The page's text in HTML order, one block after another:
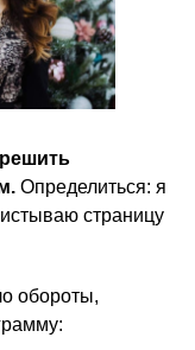
Определиться: я
страницу
обороты,